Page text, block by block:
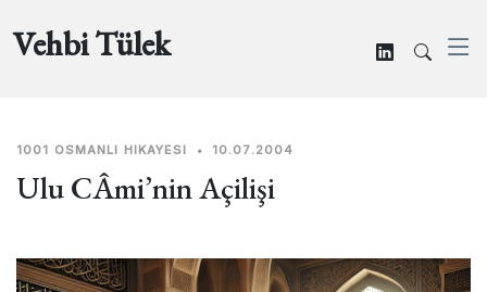
Vehbi Tülek
1001 OSMANLI HIKAYESI • 10.07.2004
Ulu CÂmi’nin Açilişi